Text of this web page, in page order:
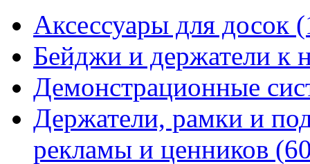
Аксессуары для досок
Бейджи и держатели к
Демонстрационные
Держатели, рамки и
рекламы и ценников